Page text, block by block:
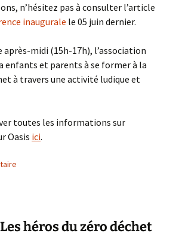
n’hésitez pas à consulter l’article
inaugurale le 05 juin dernier.
après-midi (15h-17h), l’association
enfants et parents à se former à la
à travers une activité ludique et
toutes les informations sur
Oasis ici.
héros du zéro déchet